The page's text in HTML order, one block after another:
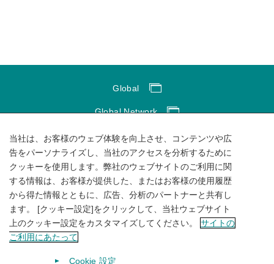
Global
Global Network
サイトのご利用にあたって
ソーシャルメディアポリシー
個人情報保護方針
サイトマップ
当社は、お客様のウェブ体験を向上させ、コンテンツや広
告をパーソナライズし、当社のアクセスを分析するために
クッキーを使用します。弊社のウェブサイトのご利用に関
する情報は、お客様が提供した、またはお客様の使用履歴
から得た情報とともに、広告、分析のパートナーと共有し
ます。 [クッキー設定]をクリックして、当社ウェブサイト
上のクッキー設定をカスタマイズしてください。
サイトの
ご利用にあたって
Cookie 設定